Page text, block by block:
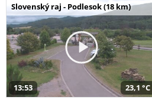
Slovenský raj - Podlesok (18 km)
13:53 23,1 °C